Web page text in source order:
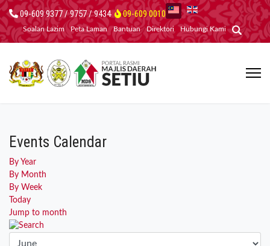
09-609 9377 / 9757 / 9434 09-609 0010
Soalan Lazim Peta Laman Bantuan Direktori Hubungi Kami
Events Calendar
By Year
By Month
By Week
Today
Jump to month